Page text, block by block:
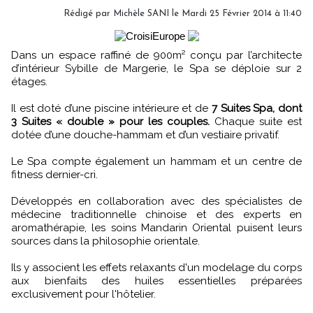
Rédigé par Michèle SANI le Mardi 25 Février 2014 à 11:40
Dans un espace raffiné de 900m² conçu par l’architecte
d’intérieur Sybille de Margerie, le Spa se déploie sur 2
étages.
Il est doté d’une piscine intérieure et de 7 Suites Spa, dont
3 Suites « double » pour les couples. Chaque suite est
dotée d’une douche-hammam et d’un vestiaire privatif.
Le Spa compte également un hammam et un centre de
fitness dernier-cri.
Développés en collaboration avec des spécialistes de
médecine traditionnelle chinoise et des experts en
aromathérapie, les soins Mandarin Oriental puisent leurs
sources dans la philosophie orientale.
Ils y associent les effets relaxants d'un modelage du corps
aux bienfaits des huiles essentielles préparées
exclusivement pour l'hôtelier.